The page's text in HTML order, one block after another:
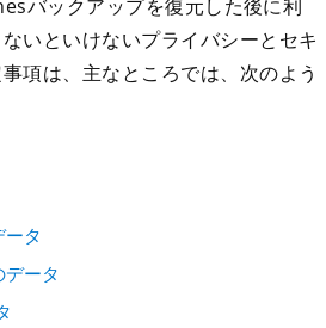
バックアップを復元した後に利
いといけないプライバシーとセキ
項は、主なところでは、次のよう
タ
ータ